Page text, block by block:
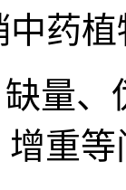
药
量
重